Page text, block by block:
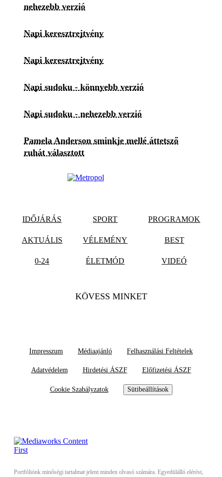
nehezebb verzió
Napi keresztrejtvény
Napi keresztrejtvény
Napi sudoku - könnyebb verzió
Napi sudoku - nehezebb verzió
Pamela Anderson sminkje mellé áttetsző
ruhát választott
IDŐJÁRÁS SPORT PROGRAMOK
AKTUÁLIS VÉLEMÉNY BEST
0-24 ÉLETMÓD VIDEÓ
KÖVESS MINKET
Impresszum Médiaajánló Felhasználási Feltételek
Adatvédelem Hirdetési ÁSZF Előfizetési ÁSZF
Cookie Szabályzatok Sütibeállítások
Portfóliónk minőségi tartalmat jelent minden olvasó számára. Egyedülálló elérést,